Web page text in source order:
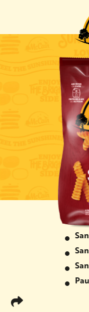
submenu for
submenu for